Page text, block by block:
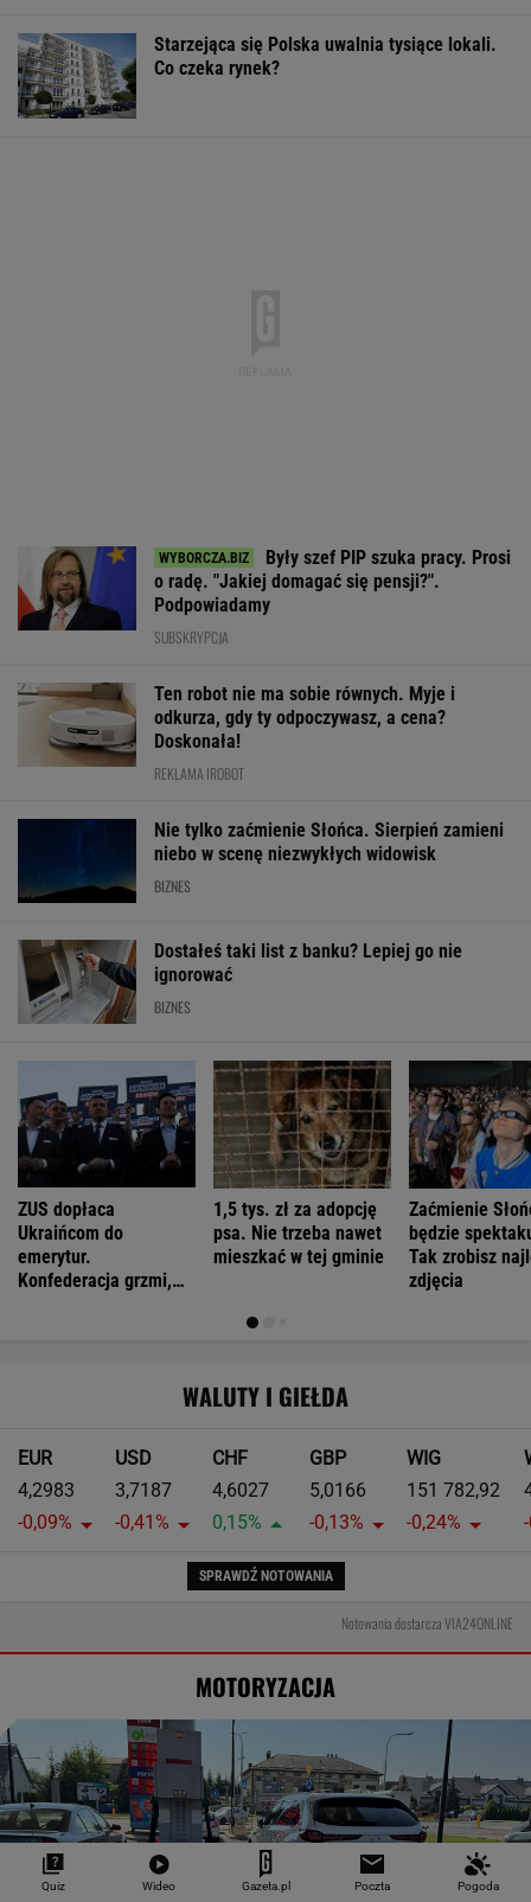
Starzejąca się Polska uwalnia tysiące lokali.
Co czeka rynek?
Były szef PIP szuka pracy. Prosi
o radę. "Jakiej domagać się pensji?".
Podpowiadamy
SUBSKRYPCJA
Ten robot nie ma sobie równych. Myje i
odkurza, gdy ty odpoczywasz, a cena?
Doskonała!
REKLAMA IROBOT
Nie tylko zaćmienie Słońca. Sierpień zamieni
niebo w scenę niezwykłych widowisk
BIZNES
Dostałeś taki list z banku? Lepiej go nie
ignorować
BIZNES
ZUS dopłaca
Ukraińcom do
emerytur.
Konfederacja grzmi,
1,5 tys. zł za adopcję
psa. Nie trzeba nawet
mieszkać w tej gminie
Zaćmienie
będzie
Tak zrobisz
zdjęcia
WALUTY I GIEŁDA
EUR
4,2983
-0,09%
USD
3,7187
-0,41%
CHF
4,6027
0,15%
GBP
5,0166
-0,13%
WIG
151 782,92
-0,24%
SPRAWDŹ NOTOWANIA
Notowania dostarcza VIA24ONLINE
MOTORYZACJA
Quiz Wideo Gazeta.pl Poczta Pogoda